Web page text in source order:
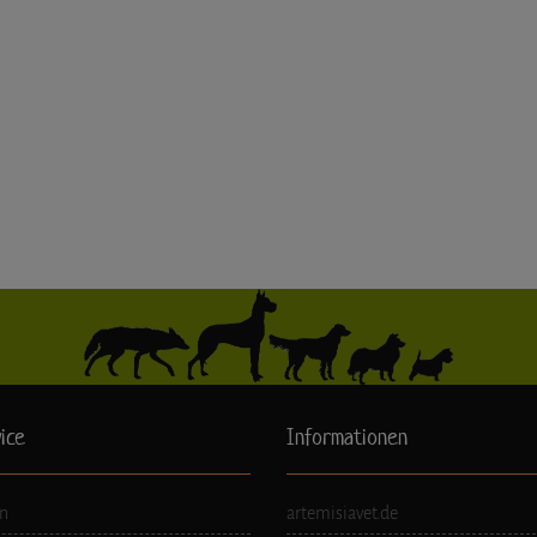
Informationen
artemisiavet.de